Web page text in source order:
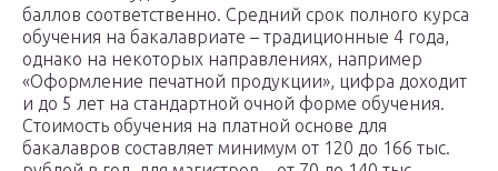
баллов соответственно. Средний срок полного курса
обучения на бакалавриате – традиционные 4 года,
однако на некоторых направлениях, например
«Оформление печатной продукции», цифра доходит
и до 5 лет на стандартной очной форме обучения.
Стоимость обучения на платной основе для
бакалавров составляет минимум от 120 до 166 тыс.